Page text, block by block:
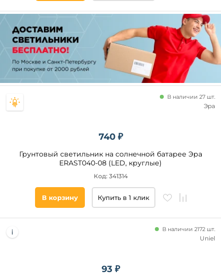
740 ₽
Грунтовый светильник на солнечной батарее Эра
ERAST040-08 (LED, круглые)
В наличии 27 шт.
Код: 341314
Эра
В корзину Купить в 1 клик
93 ₽
В наличии 2172 шт.
Uniel